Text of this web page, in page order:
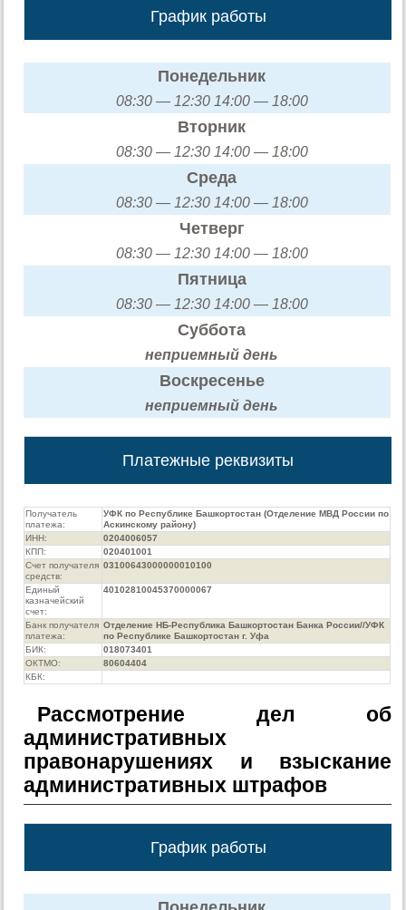
График работы
Понедельник
08:30 — 12:30 14:00 — 18:00
Вторник
08:30 — 12:30 14:00 — 18:00
Среда
08:30 — 12:30 14:00 — 18:00
Четверг
08:30 — 12:30 14:00 — 18:00
Пятница
08:30 — 12:30 14:00 — 18:00
Суббота
неприемный день
Воскресенье
неприемный день
Платежные реквизиты
Получатель
платежа:
УФК по Республике Башкортостан (Отделение МВД России по
Аскинскому району)
ИНН:
0204006057
КПП:
020401001
Счет получателя
средств:
03100643000000010100
Единый
казначейский
счет:
40102810045370000067
Банк получателя
платежа:
Отделение НБ-Республика Башкортостан Банка России//УФК
по Республике Башкортостан г. Уфа
БИК:
018073401
ОКТМО:
80604404
КБК:
Рассмотрение дел об
административных
правонарушениях и взыскание
административных штрафов
График работы